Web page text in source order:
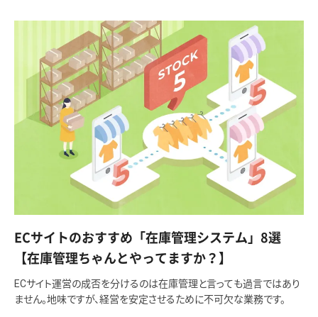
ECサイトのおすすめ「在庫管理システム」8選
【在庫管理ちゃんとやってますか？】
ECサイト運営の成否を分けるのは在庫管理と言っても過言ではあり
ません。地味ですが、経営を安定させるために不可欠な業務です。